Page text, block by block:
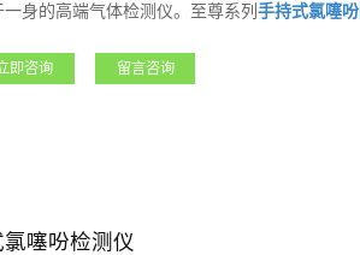
身的高端气体检测仪。至尊系列 手持式氯噻吩
能获得广大用户朋友高度的认可和赞誉！
即咨询 留言咨询
噻吩检测仪